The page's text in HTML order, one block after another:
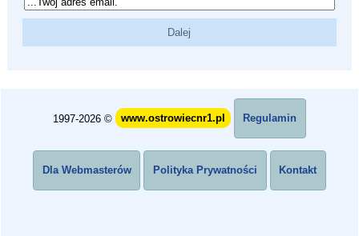
1997-2026 © www.ostrowiecnr1.pl Regulamin
Dla Webmasterów Polityka Prywatności Kontakt